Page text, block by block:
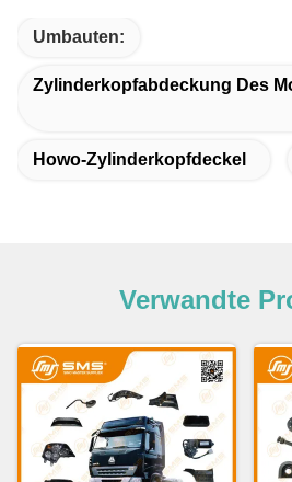
Umbauten:
Zylinderkopfabdeckung Des
Howo-Zylinderkopfdeckel
Verwandte